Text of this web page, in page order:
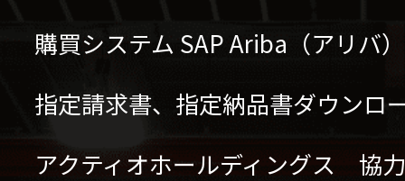
購買システム SAP Ariba（アリバ
指定請求書、指定納品書ダウンロ
アクティオホールディングス 協